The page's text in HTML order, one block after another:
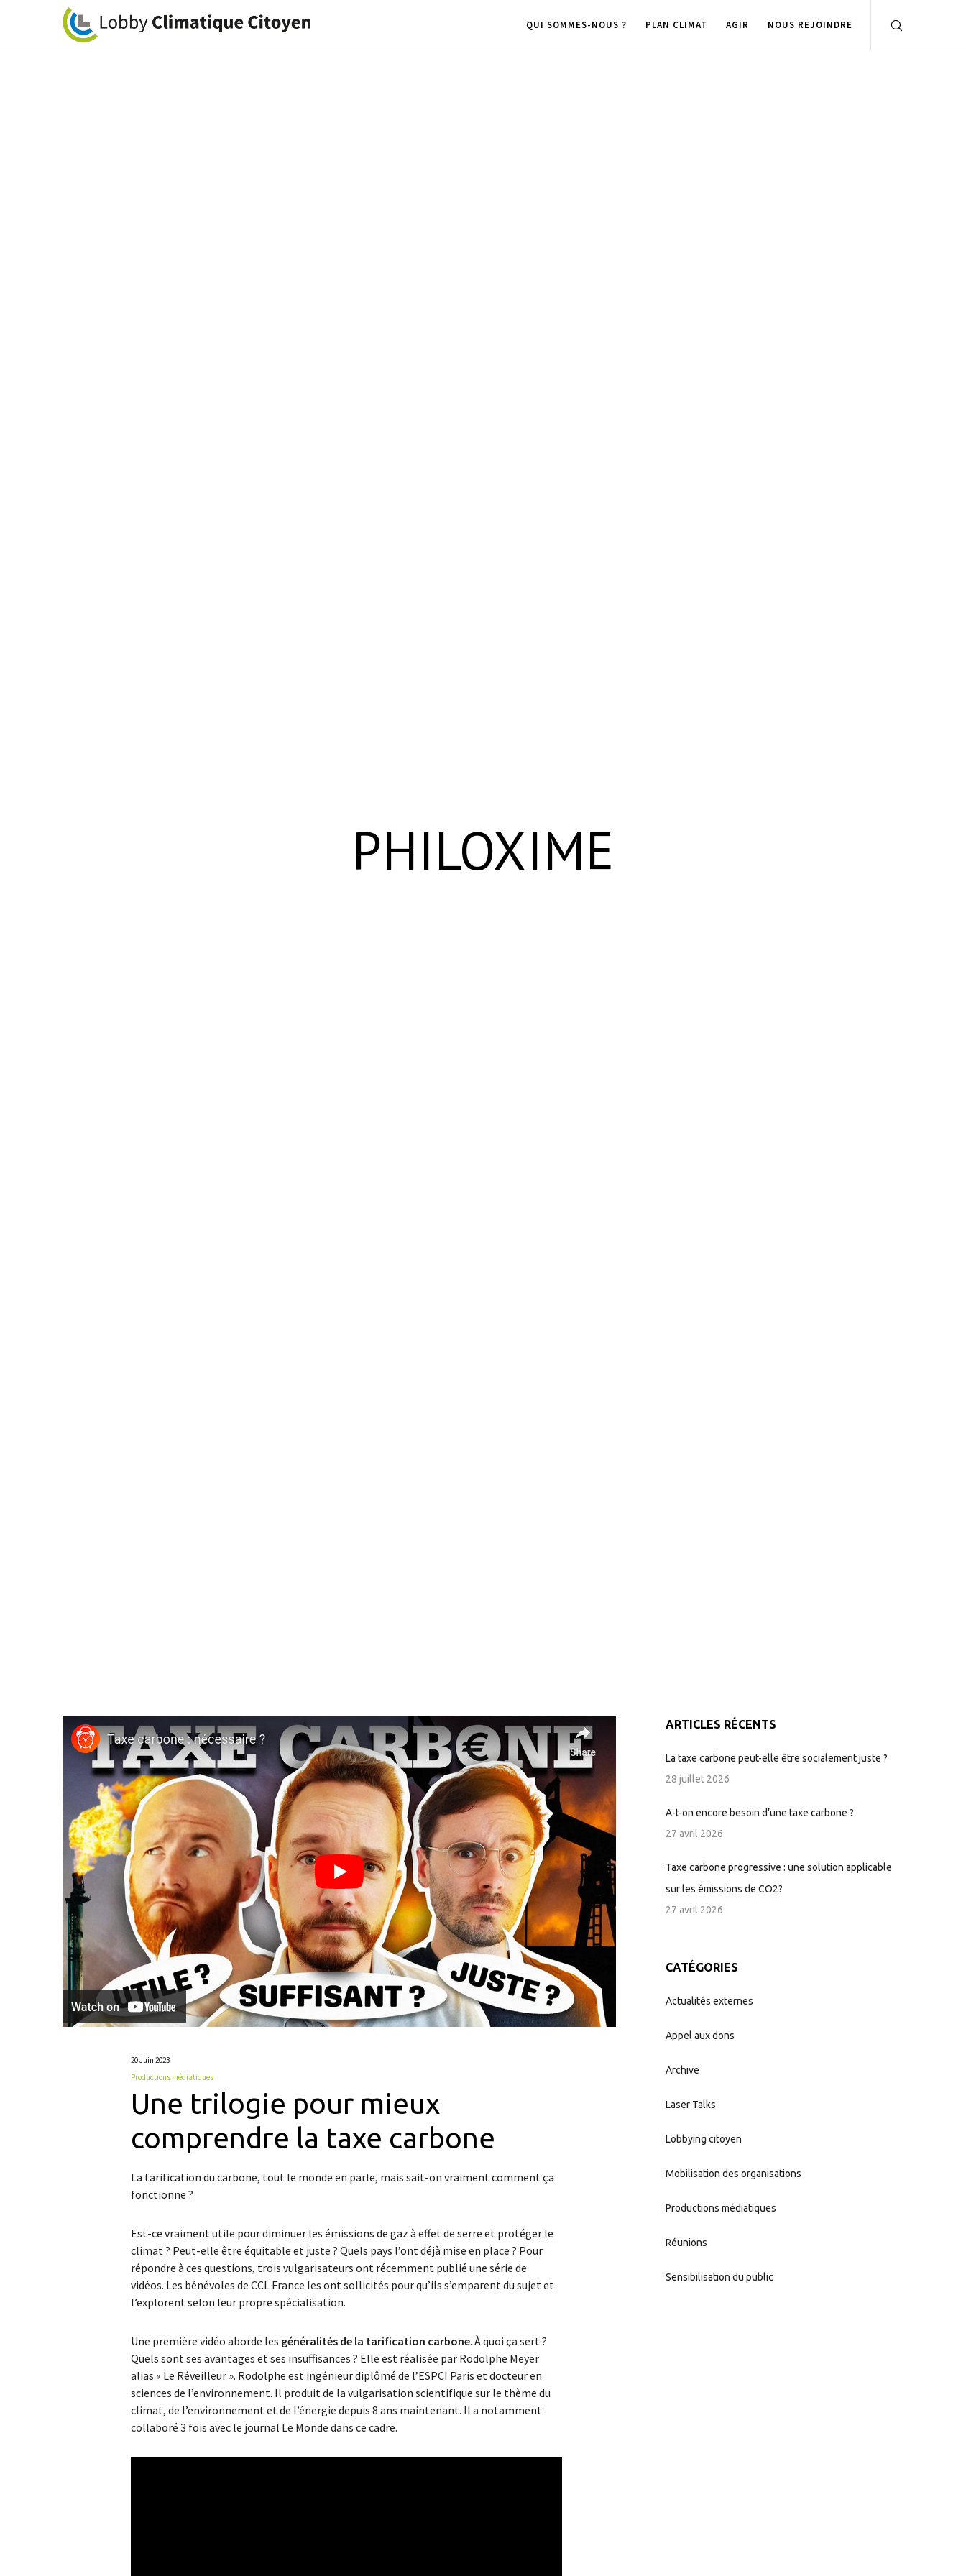
QUI SOMMES-NOUS ? PLAN CLIMAT AGIR NOUS REJOINDRE
PHILOXIME
20 Juin 2023
Productions médiatiques
Une trilogie pour mieux
comprendre la taxe carbone
La tarification du carbone, tout le monde en parle, mais sait-on vraiment comment ça
fonctionne ?
Est-ce vraiment utile pour diminuer les émissions de gaz à effet de serre et protéger le
climat ? Peut-elle être équitable et juste ? Quels pays l’ont déjà mise en place ? Pour
répondre à ces questions, trois vulgarisateurs ont récemment publié une série de
vidéos. Les bénévoles de CCL France les ont sollicités pour qu’ils s’emparent du sujet et
l’explorent selon leur propre spécialisation.
Une première vidéo aborde les généralités de la tarification carbone. À quoi ça sert ?
Quels sont ses avantages et ses insuffisances ? Elle est réalisée par Rodolphe Meyer
alias « Le Réveilleur ». Rodolphe est ingénieur diplômé de l’ESPCI Paris et docteur en
sciences de l’environnement. Il produit de la vulgarisation scientifique sur le thème du
climat, de l’environnement et de l’énergie depuis 8 ans maintenant. Il a notamment
collaboré 3 fois avec le journal Le Monde dans ce cadre.
ARTICLES RÉCENTS
La taxe carbone peut-elle être socialement juste ?
28 juillet 2026
A-t-on encore besoin d’une taxe carbone ?
27 avril 2026
Taxe carbone progressive : une solution applicable
sur les émissions de CO2?
27 avril 2026
CATÉGORIES
Actualités externes
Appel aux dons
Archive
Laser Talks
Lobbying citoyen
Mobilisation des organisations
Productions médiatiques
Réunions
Sensibilisation du public